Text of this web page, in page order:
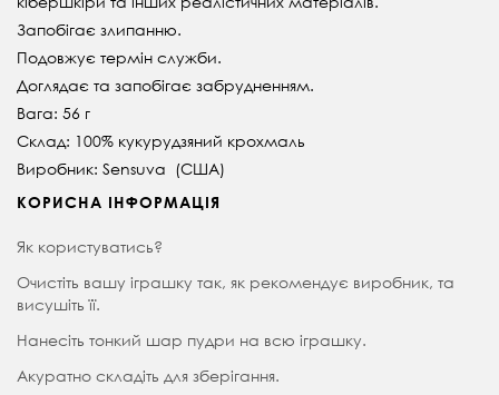
Запобігає злипанню.
Подовжує термін служби.
Доглядає та запобігає забрудненням.
Вага: 56 г
Склад: 100% кукурудзяний крохмаль
Виробник: Sensuva (США)
КОРИСНА ІНФОРМАЦІЯ
Як користуватись?
Очистіть вашу іграшку так, як рекомендує виробник, та
висушіть її.
Нанесіть тонкий шар пудри на всю іграшку.
Акуратно складіть для зберігання.